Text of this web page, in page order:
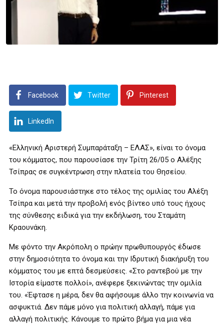
Facebook Twitter Pinterest
LinkedIn
«Ελληνική Αριστερή Συμπαράταξη – ΕΛΑΣ», είναι το όνομα
του κόμματος, που παρουσίασε την Τρίτη 26/05 ο Αλέξης
Τσίπρας σε συγκέντρωση στην πλατεία του Θησείου.
Το όνομα παρουσιάστηκε στο τέλος της ομιλίας του Αλέξη
Τσίπρα και μετά την προβολή ενός βίντεο υπό τους ήχους
της σύνθεσης ειδικά για την εκδήλωση, του Σταμάτη
Κραουνάκη.
Με φόντο την Ακρόπολη ο πρώην πρωθυπουργός έδωσε
στην δημοσιότητα το όνομα και την Ιδρυτική διακήρυξη του
κόμματος του με επτά δεσμεύσεις. «Στο ραντεβού με την
Ιστορία είμαστε πολλοί», ανέφερε ξεκινώντας την ομιλία
του. «Έφτασε η μέρα, δεν θα αφήσουμε άλλο την κοινωνία να
ασφυκτιά. Δεν πάμε μόνο για πολιτική αλλαγή, πάμε για
αλλαγή πολιτικής. Κάνουμε το πρώτο βήμα για μια νέα